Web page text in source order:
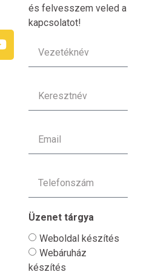
és felvesszem veled a
kapcsolatot!
Üzenet tárgya
Weboldal készítés
Webáruház
készítés